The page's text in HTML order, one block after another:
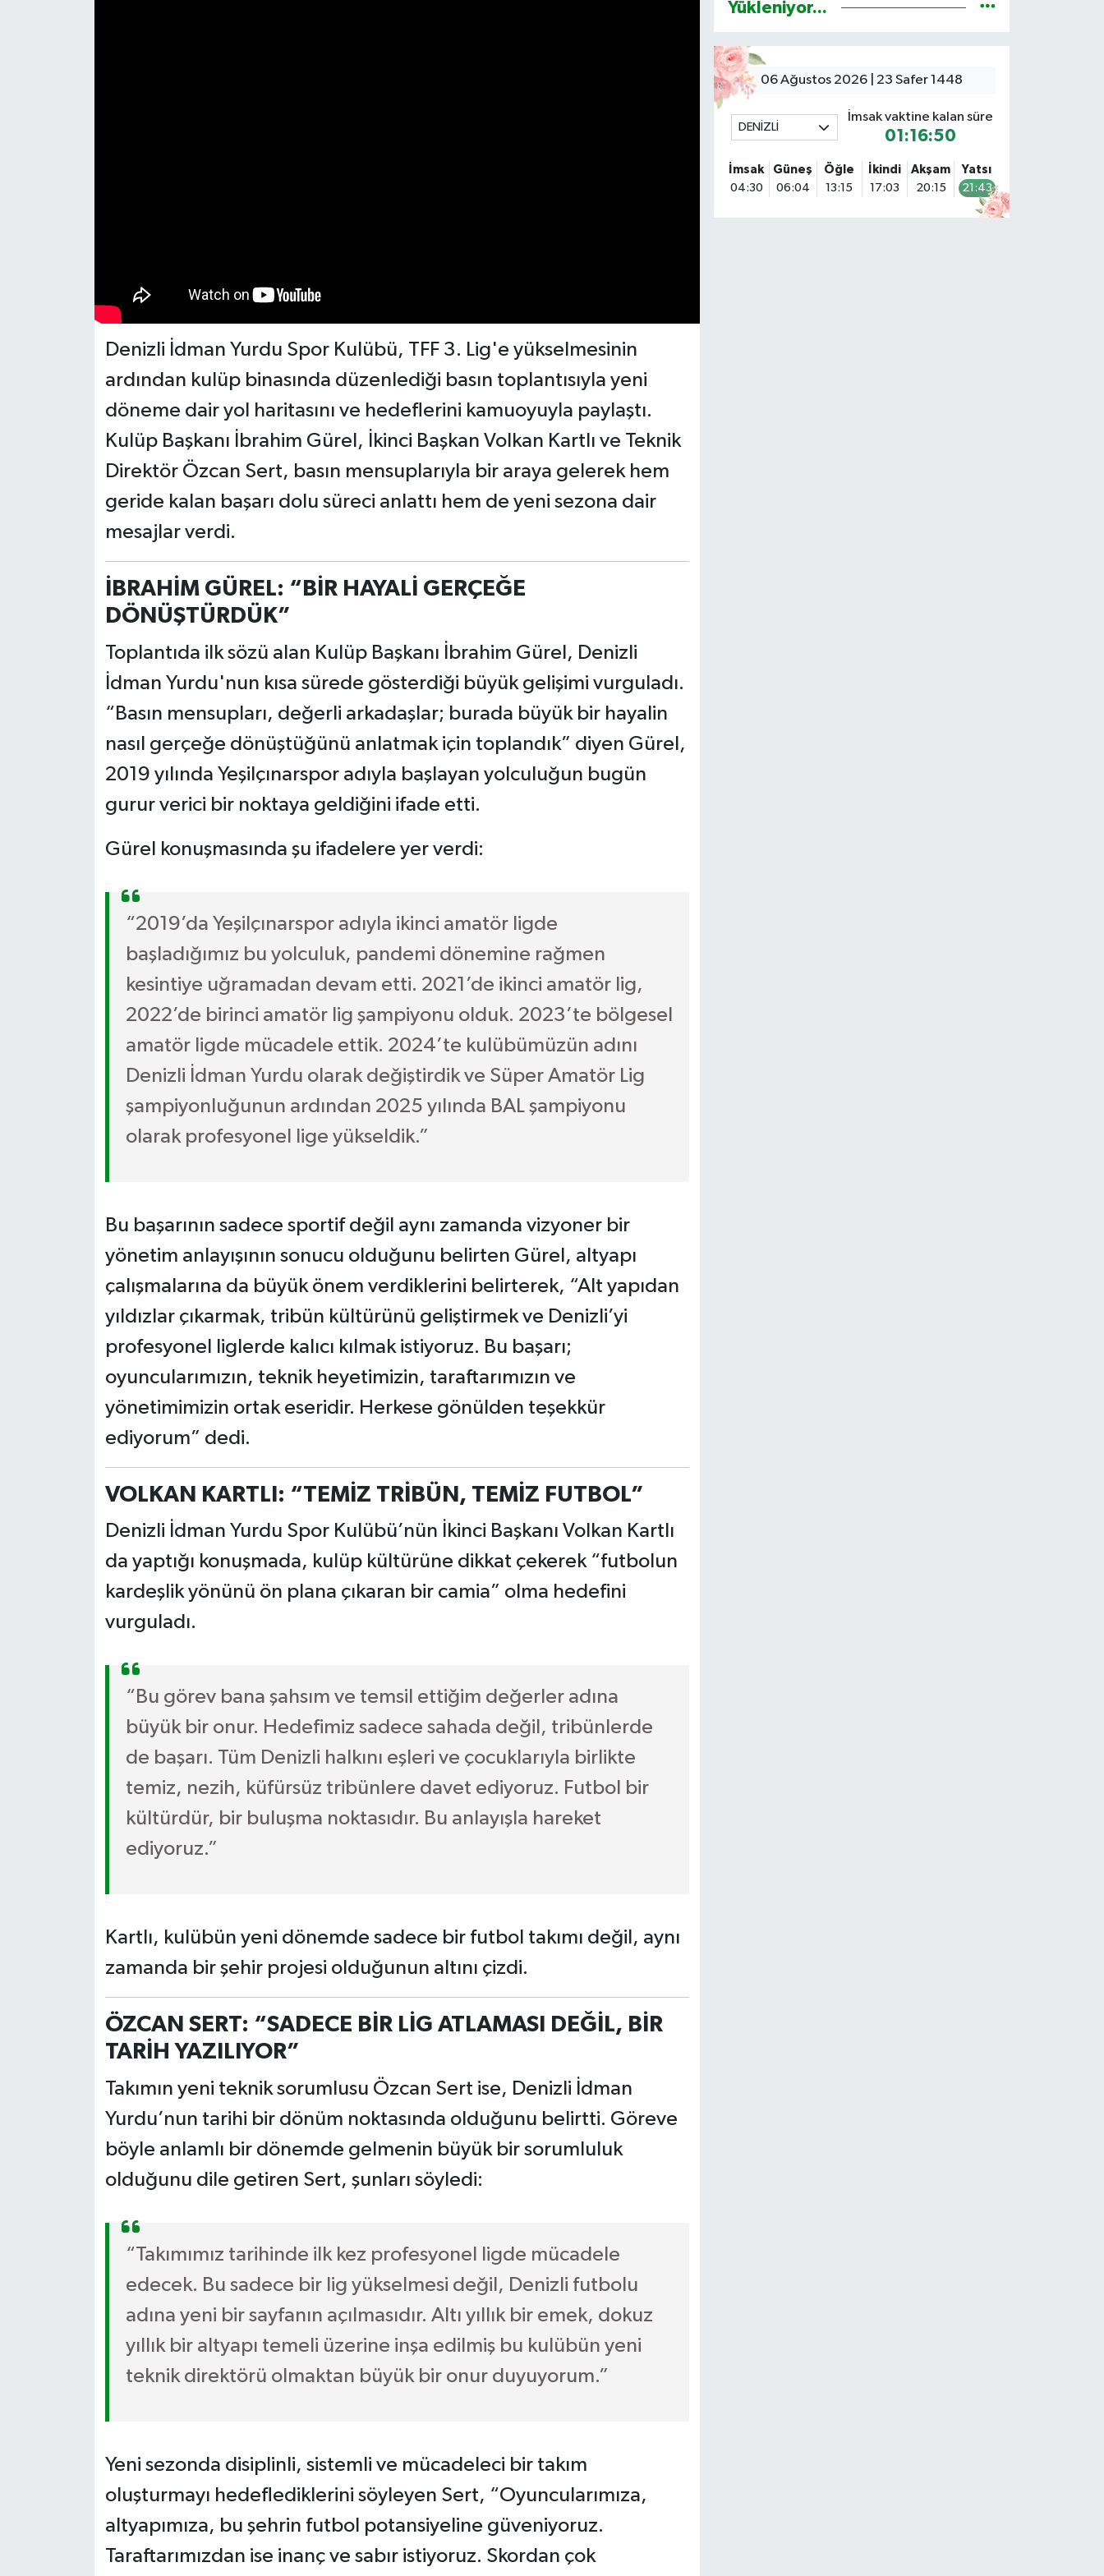
Denizli İdman Yurdu Spor Kulübü, TFF 3. Lig'e yükselmesinin
ardından kulüp binasında düzenlediği basın toplantısıyla yeni
döneme dair yol haritasını ve hedeflerini kamuoyuyla paylaştı.
Kulüp Başkanı İbrahim Gürel, İkinci Başkan Volkan Kartlı ve Teknik
Direktör Özcan Sert, basın mensuplarıyla bir araya gelerek hem
geride kalan başarı dolu süreci anlattı hem de yeni sezona dair
mesajlar verdi.
İBRAHİM GÜREL: “BİR HAYALİ GERÇEĞE
DÖNÜŞTÜRDÜK”
Toplantıda ilk sözü alan Kulüp Başkanı İbrahim Gürel, Denizli
İdman Yurdu'nun kısa sürede gösterdiği büyük gelişimi vurguladı.
“Basın mensupları, değerli arkadaşlar; burada büyük bir hayalin
nasıl gerçeğe dönüştüğünü anlatmak için toplandık” diyen Gürel,
2019 yılında Yeşilçınarspor adıyla başlayan yolculuğun bugün
gurur verici bir noktaya geldiğini ifade etti.
Gürel konuşmasında şu ifadelere yer verdi:
“2019’da Yeşilçınarspor adıyla ikinci amatör ligde
başladığımız bu yolculuk, pandemi dönemine rağmen
kesintiye uğramadan devam etti. 2021’de ikinci amatör lig,
2022’de birinci amatör lig şampiyonu olduk. 2023’te bölgesel
amatör ligde mücadele ettik. 2024’te kulübümüzün adını
Denizli İdman Yurdu olarak değiştirdik ve Süper Amatör Lig
şampiyonluğunun ardından 2025 yılında BAL şampiyonu
olarak profesyonel lige yükseldik.”
Bu başarının sadece sportif değil aynı zamanda vizyoner bir
yönetim anlayışının sonucu olduğunu belirten Gürel, altyapı
çalışmalarına da büyük önem verdiklerini belirterek, “Alt yapıdan
yıldızlar çıkarmak, tribün kültürünü geliştirmek ve Denizli’yi
profesyonel liglerde kalıcı kılmak istiyoruz. Bu başarı;
oyuncularımızın, teknik heyetimizin, taraftarımızın ve
yönetimimizin ortak eseridir. Herkese gönülden teşekkür
ediyorum” dedi.
VOLKAN KARTLI: “TEMİZ TRİBÜN, TEMİZ FUTBOL”
Denizli İdman Yurdu Spor Kulübü’nün İkinci Başkanı Volkan Kartlı
da yaptığı konuşmada, kulüp kültürüne dikkat çekerek “futbolun
kardeşlik yönünü ön plana çıkaran bir camia” olma hedefini
vurguladı.
“Bu görev bana şahsım ve temsil ettiğim değerler adına
büyük bir onur. Hedefimiz sadece sahada değil, tribünlerde
de başarı. Tüm Denizli halkını eşleri ve çocuklarıyla birlikte
temiz, nezih, küfürsüz tribünlere davet ediyoruz. Futbol bir
kültürdür, bir buluşma noktasıdır. Bu anlayışla hareket
ediyoruz.”
Kartlı, kulübün yeni dönemde sadece bir futbol takımı değil, aynı
zamanda bir şehir projesi olduğunun altını çizdi.
ÖZCAN SERT: “SADECE BİR LİG ATLAMASI DEĞİL, BİR
TARİH YAZILIYOR”
Takımın yeni teknik sorumlusu Özcan Sert ise, Denizli İdman
Yurdu’nun tarihi bir dönüm noktasında olduğunu belirtti. Göreve
böyle anlamlı bir dönemde gelmenin büyük bir sorumluluk
olduğunu dile getiren Sert, şunları söyledi:
“Takımımız tarihinde ilk kez profesyonel ligde mücadele
edecek. Bu sadece bir lig yükselmesi değil, Denizli futbolu
adına yeni bir sayfanın açılmasıdır. Altı yıllık bir emek, dokuz
yıllık bir altyapı temeli üzerine inşa edilmiş bu kulübün yeni
teknik direktörü olmaktan büyük bir onur duyuyorum.”
Yeni sezonda disiplinli, sistemli ve mücadeleci bir takım
oluşturmayı hedeflediklerini söyleyen Sert, “Oyuncularımıza,
altyapımıza, bu şehrin futbol potansiyeline güveniyoruz.
Taraftarımızdan ise inanç ve sabır istiyoruz. Skordan çok
Yükleniyor...
06 Ağustos 2026 | 23 Safer 1448
DENİZLİ
İmsak vaktine kalan süre
01:16:49
İmsak
04:30
Güneş
06:04
Öğle
13:15
İkindi
17:03
Akşam
20:15
Yatsı
21:43